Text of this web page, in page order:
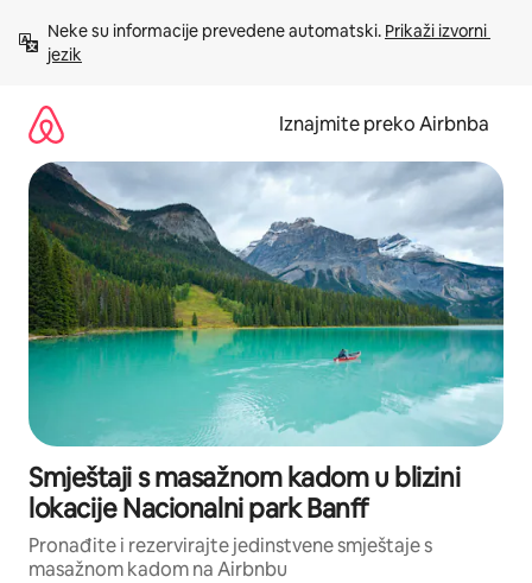
sadržaj
Neke su informacije prevedene automatski. Prikaži izvorni
jezik
Iznajmite preko Airbnba
Smještaji s masažnom kadom u blizini
lokacije Nacionalni park Banff
Pronađite i rezervirajte jedinstvene smještaje s
masažnom kadom na Airbnbu